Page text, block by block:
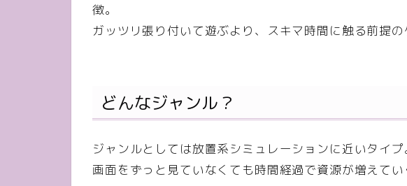
徴。
ガッツリ張り付いて遊ぶより、スキマ時間に触る前提の
どんなジャンル？
ジャンルとしては放置系シミュレーションに近いタイプ
画面をずっと見ていなくても時間経過で資源が増えて